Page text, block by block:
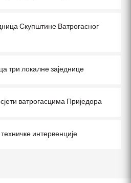
Скупштине Ватрогасног
три локалне заједнице
ватрогасцима Приједора
интервенције